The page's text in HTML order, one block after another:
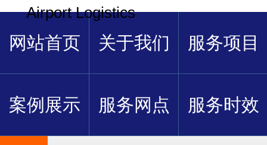
Airport Logistics
网站首页 关于我们 服务项目
案例展示 服务网点 服务时效